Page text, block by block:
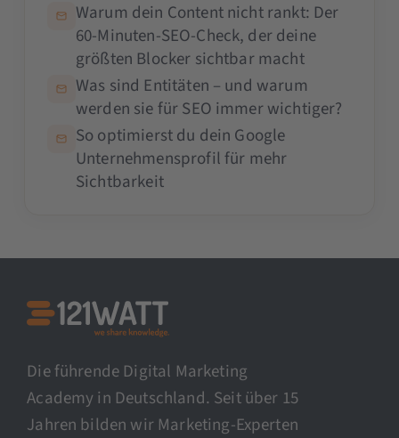
Warum dein Content nicht rankt: Der
60-Minuten-SEO-Check, der deine
größten Blocker sichtbar macht
Was sind Entitäten – und warum
werden sie für SEO immer wichtiger?
So optimierst du dein Google
Unternehmensprofil für mehr
Sichtbarkeit
Die führende Digital Marketing
Academy in Deutschland. Seit über 15
Jahren bilden wir Marketing-Experten